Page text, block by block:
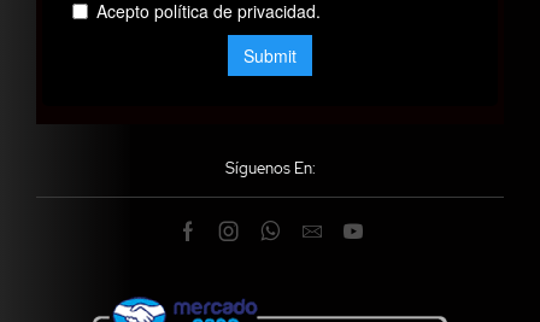
Síguenos En: